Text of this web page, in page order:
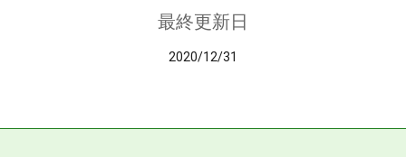
最終更新日
2020/12/31